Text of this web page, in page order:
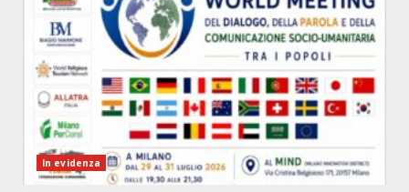
In evidenza